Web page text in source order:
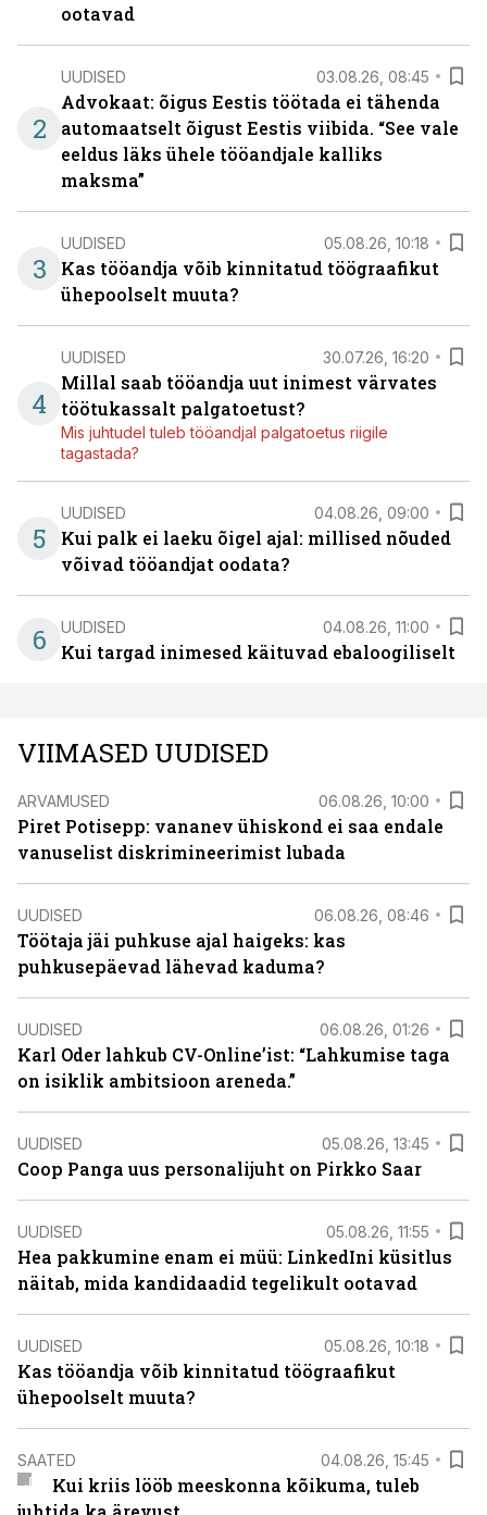
ootavad
2
UUDISED 03.08.26, 08:45
Advokaat: õigus Eestis töötada ei tähenda
automaatselt õigust Eestis viibida. “See vale
eeldus läks ühele tööandjale kalliks
maksma”
3
UUDISED 05.08.26, 10:18
Kas tööandja võib kinnitatud töögraafikut
ühepoolselt muuta?
4
UUDISED 30.07.26, 16:20
Millal saab tööandja uut inimest värvates
töötukassalt palgatoetust?
Mis juhtudel tuleb tööandjal palgatoetus riigile
tagastada?
5
UUDISED 04.08.26, 09:00
Kui palk ei laeku õigel ajal: millised nõuded
võivad tööandjat oodata?
6 UUDISED 04.08.26, 11:00
Kui targad inimesed käituvad ebaloogiliselt
VIIMASED UUDISED
ARVAMUSED 06.08.26, 10:00
Piret Potisepp: vananev ühiskond ei saa endale
vanuselist diskrimineerimist lubada
UUDISED 06.08.26, 08:46
Töötaja jäi puhkuse ajal haigeks: kas
puhkusepäevad lähevad kaduma?
UUDISED 06.08.26, 01:26
Karl Oder lahkub CV-Online’ist: “Lahkumise taga
on isiklik ambitsioon areneda.”
UUDISED 05.08.26, 13:45
Coop Panga uus personalijuht on Pirkko Saar
UUDISED 05.08.26, 11:55
Hea pakkumine enam ei müü: LinkedIni küsitlus
näitab, mida kandidaadid tegelikult ootavad
UUDISED 05.08.26, 10:18
Kas tööandja võib kinnitatud töögraafikut
ühepoolselt muuta?
SAATED 04.08.26, 15:45
Kui kriis lööb meeskonna kõikuma, tuleb